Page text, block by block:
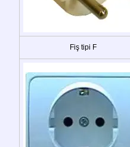
Fiş tipi F